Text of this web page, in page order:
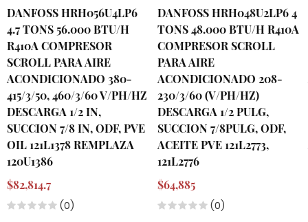
DANFOSS HRH056U4LP6
4.7 TONS 56.000 BTU/H
R410A COMPRESOR
SCROLL PARA AIRE
ACONDICIONADO 380-
415/3/50, 460/3/60 V/PH/HZ
DESCARGA 1/2 IN,
SUCCION 7/8 IN, ODF, PVE
OIL 121L1378 REMPLAZA
120U1386
$82,814.7
(0)
DANFOSS HRH048U2LP6 4
TONS 48.000 BTU/H R410A
COMPRESOR SCROLL
PARA AIRE
ACONDICIONADO 208-
230/3/60 (V/PH/HZ)
DESCARGA 1/2 PULG,
SUCCION 7/8PULG, ODF,
ACEITE PVE 121L2773,
121L2776
$64,885
(0)